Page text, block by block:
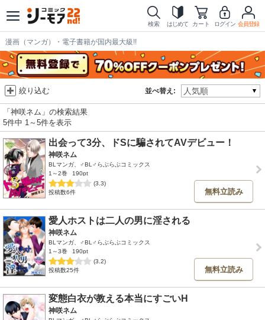
検索 はじめて カート ログイン 会員登録
漫画（マンガ）・電子書籍が国内最大級!!
並べ替え:
絞り込む
「神咲ネム」の検索結果
5件中 1～5件を表示
出会って3分、ドSに騙されてAVデビュー！
神咲ネム
BLマンガ、♂BL♂らぶらぶコミックス
1～2巻
190pt
(3.3)
投稿数6件
無料立読み
愛人ホストは二人の男に淫される
神咲ネム
BLマンガ、♂BL♂らぶらぶコミックス
1～3巻
190pt
(3.2)
投稿数25件
無料立読み
変態白衣が教える本当にすごいH
神咲ネム